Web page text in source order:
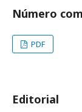
Número
PDF
Editorial